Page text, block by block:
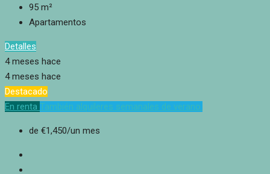
95 m²
Apartamentos
Detalles
4 meses hace
4 meses hace
Destacado
En renta También alquileres semanales de verano.
de €1,450/un mes